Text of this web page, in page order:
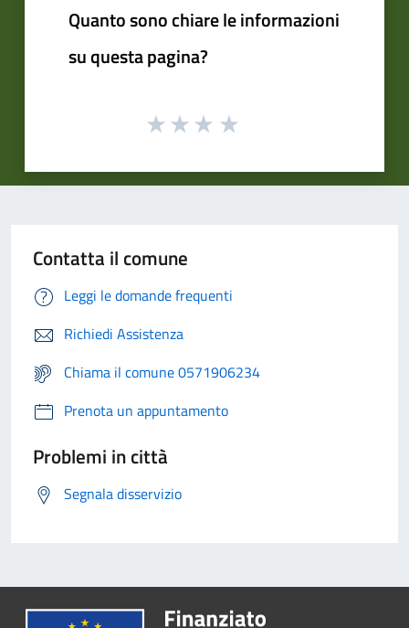
Quanto sono chiare le informazioni
su questa pagina?
Contatta il comune
Leggi le domande frequenti
Richiedi Assistenza
Chiama il comune 0571906234
Prenota un appuntamento
Problemi in città
Segnala disservizio